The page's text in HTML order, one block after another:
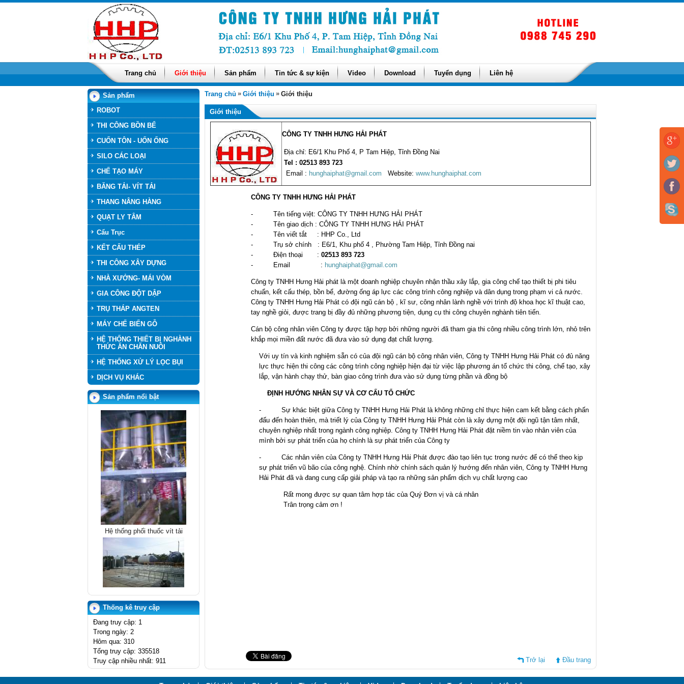
Trang chủ Giới thiệu Sản phẩm Tin tức & sự kiện Video Download Tuyển dụng Liên hệ
Sản phẩm
ROBOT
THI CÔNG BỒN BỂ
CUỐN TÔN - UỐN ỐNG
SILO CÁC LOẠI
CHẾ TẠO MÁY
BĂNG TẢI- VÍT TẢI
THANG NÂNG HÀNG
QUẠT LY TÂM
Cẩu Trục
KẾT CẤU THÉP
THI CÔNG XÂY DỰNG
NHÀ XƯỞNG- MÁI VÒM
GIA CÔNG ĐỘT DẬP
TRỤ THÁP ANGTEN
MÁY CHẾ BIẾN GỖ
HỆ THỐNG THIẾT BỊ NGHÀNH
THỨC ĂN CHĂN NUÔI
HỆ THỐNG XỬ LÝ LỌC BỤI
DỊCH VỤ KHÁC
Sản phẩm nổi bật
SILO HOME
Hệ thống phối thuốc vít tải
SILO 100T
Thống kê truy cập
Đang truy cập: 1
Trong ngày: 2
Hôm qua: 310
Tổng truy cập: 335518
Truy cập nhiều nhất: 911
Trang chủ » Giới thiệu » Giới thiệu
Giới thiệu
CÔNG TY TNHH HƯNG HẢI PHÁT
Địa chỉ: E6/1 Khu Phố 4, P Tam Hiệp, Tỉnh Đồng Nai
Tel : 02513 893 723
Email : hunghaiphat@gmail.com Website: www.hunghaiphat.com
CÔNG TY TNHH HƯNG HẢI PHÁT
- Tên tiếng việt: CÔNG TY TNHH HƯNG HẢI PHÁT
- Tên giao dịch : CÔNG TY TNHH HƯNG HẢI PHÁT
- Tên viết tắt : HHP Co., Ltd
- Trụ sở chính : E6/1, Khu phố 4 , Phường Tam Hiệp, Tỉnh Đồng nai
- Điện thoại : 02513 893 723
- Email : hunghaiphat@gmail.com
Công ty TNHH Hưng Hải phát là một doanh nghiệp chuyên nhận thầu xây lắp, gia công chế tạo thiết bị phi tiêu
chuẩn, kết cấu thép, bồn bể, đường ống áp lực các công trình công nghiệp và dân dụng trong phạm vi cả nước.
Công ty TNHH Hưng Hải Phát có đội ngũ cán bộ , kĩ sư, công nhân lành nghề với trình độ khoa học kĩ thuật cao,
tay nghề giỏi, được trang bị đầy đủ những phương tiện, dụng cụ thi công chuyên nghành tiên tiến.
Cán bộ công nhân viên Công ty được tập hợp bởi những người đã tham gia thi công nhiều công trình lớn, nhỏ trên
khắp mọi miền đất nước đã đưa vào sử dụng đạt chất lượng.
Với uy tín và kinh nghiệm sẵn có của đội ngũ cán bộ công nhân viên, Công ty TNHH Hưng Hải Phát có đủ năng
lực thực hiện thi công các công trình công nghiệp hiện đại từ việc lập phương án tổ chức thi công, chế tạo, xây
lắp, vận hành chạy thử, bàn giao công trình đưa vào sử dụng từng phần và đồng bộ
ĐỊNH HƯỚNG NHÂN SỰ VÀ CƠ CẤU TỔ CHỨC
- Sự khác biệt giữa Công ty TNHH Hưng Hải Phát là không những chỉ thực hiện cam kết bằng cách phấn
đấu đến hoàn thiên, mà triết lý của Công ty TNHH Hưng Hải Phát còn là xây dựng một đội ngũ tận tâm nhất,
chuyên nghiệp nhất trong ngành công nghiệp. Công ty TNHH Hưng Hải Phát đặt niềm tin vào nhân viên của
mình bởi sự phát triển của họ chính là sự phát triển của Công ty
- Các nhân viên của Công ty TNHH Hưng Hải Phát được đào tạo liên tục trong nước để có thể theo kịp
sự phát triển vũ bão của công nghệ. Chính nhờ chính sách quản lý hướng đến nhân viên, Công ty TNHH Hưng
Hải Phát đã và đang cung cấp giải pháp và tạo ra những sản phẩm dịch vụ chất lượng cao
Rất mong được sự quan tâm hợp tác của Quý Đơn vị và cá nhân
Trân trọng cảm ơn !
Trở lại Đầu trang